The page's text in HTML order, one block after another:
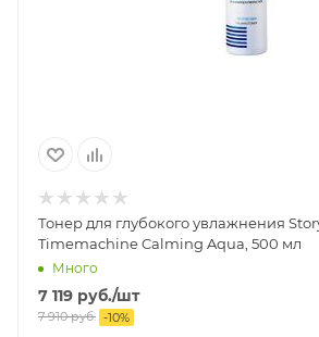
Тонер для глубокого увлажнения
Timemachine Calming Aqua, 500 мл
Много
7 119 руб./шт
7 910руб. -10%